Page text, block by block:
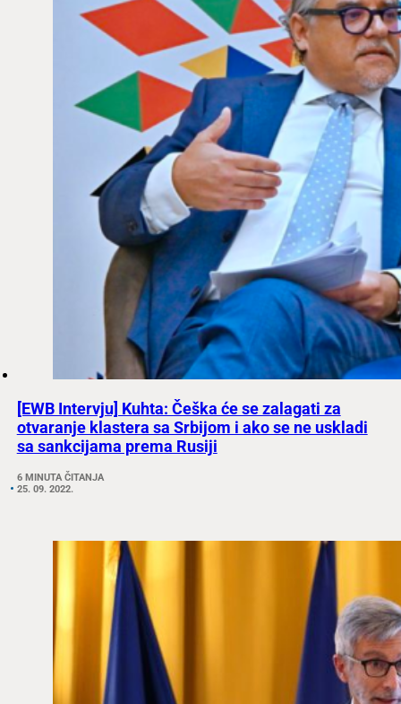
[EWB Intervju] Kuhta: Češka će se zalagati za
otvaranje klastera sa Srbijom i ako se ne uskladi
sa sankcijama prema Rusiji
6 MINUTA ČITANJA
25. 09. 2022.